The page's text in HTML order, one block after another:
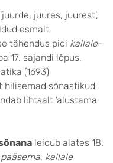
juures, juurest’,
esmalt
tähendus pidi kallale-
17. sajandi lõpus,
(1693)
hilisemad sõnastikud
lihtsalt ’alustama
leidub alates 18.
kallale